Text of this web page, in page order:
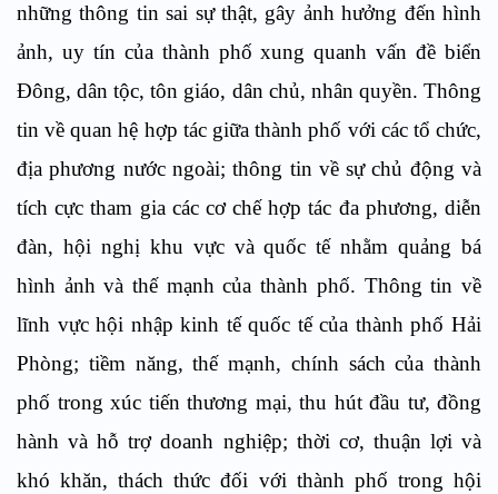
những thông tin sai sự thật, gây ảnh hưởng đến hình
ảnh, uy tín của thành phố xung quanh vấn đề biển
Đông, dân tộc, tôn giáo, dân chủ, nhân quyền. Thông
tin về quan hệ hợp tác giữa thành phố với các tổ chức,
địa phương nước ngoài; thông tin về sự chủ động và
tích cực tham gia các cơ chế hợp tác đa phương, diễn
đàn, hội nghị khu vực và quốc tế nhằm quảng bá
hình ảnh và thế mạnh của thành phố. Thông tin về
lĩnh vực hội nhập kinh tế quốc tế của thành phố Hải
Phòng; tiềm năng, thế mạnh, chính sách của thành
phố trong xúc tiến thương mại, thu hút đầu tư, đồng
hành và hỗ trợ doanh nghiệp; thời cơ, thuận lợi và
khó khăn, thách thức đối với thành phố trong hội